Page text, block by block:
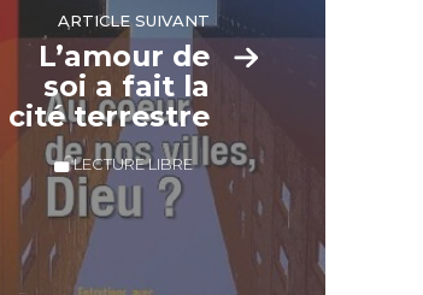
ARTICLE SUIVANT
L’amour de
soi a fait la
cité terrestre
LECTURE LIBRE